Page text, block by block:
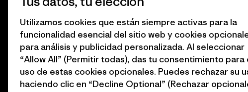
Suscribirme
Utilizamos cookies que están siempre activas para la
funcionalidad esencial del sitio web y cookies
para análisis y publicidad personalizada. Al seleccionar
“Allow All” (Permitir todas), das tu consentimiento para
uso de estas cookies opcionales. Puedes rechazar su
haciendo clic en “Decline Optional” (Rechazar